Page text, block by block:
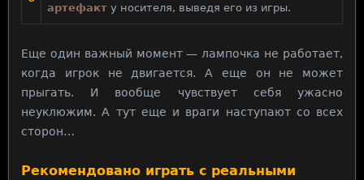
артефакт у носителя, выведя его из игры.
Еще один важный момент — лампочка не работает,
когда игрок не двигается. А еще он не может
прыгать. И вообще чувствует себя ужасно
неуклюжим. А тут еще и враги наступают со всех
сторон…
Рекомендовано играть с реальными